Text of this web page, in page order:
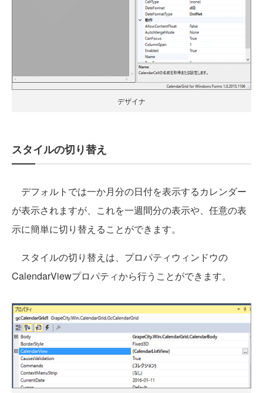
デザイナ
スタイルの切り替え
デフォルトでは一か月分の日付を表示するカレンダー
が表示されますが、これを一週間分の表示や、任意の表
示に簡単に切り替えることができます。
スタイルの切り替えは、プロパティウィンドウの
CalendarViewプロパティから行うことができます。